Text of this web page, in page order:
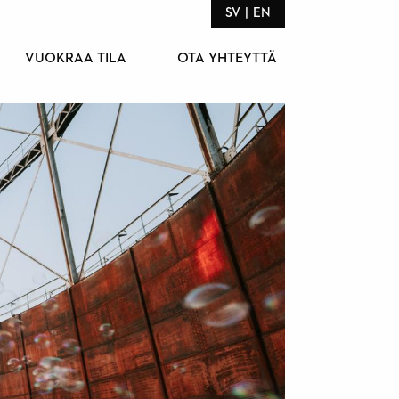
VUOKRAA TILA OTA YHTEYTTÄ
SV EN